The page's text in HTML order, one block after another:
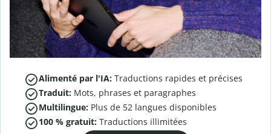
Alimenté par l'IA: Traductions rapides et précises
Traduit: Mots, phrases et paragraphes
Multilingue: Plus de 52 langues disponibles
100 % gratuit: Traductions illimitées